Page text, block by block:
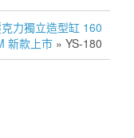
力獨立造型缸 160
新款上市 » YS-180